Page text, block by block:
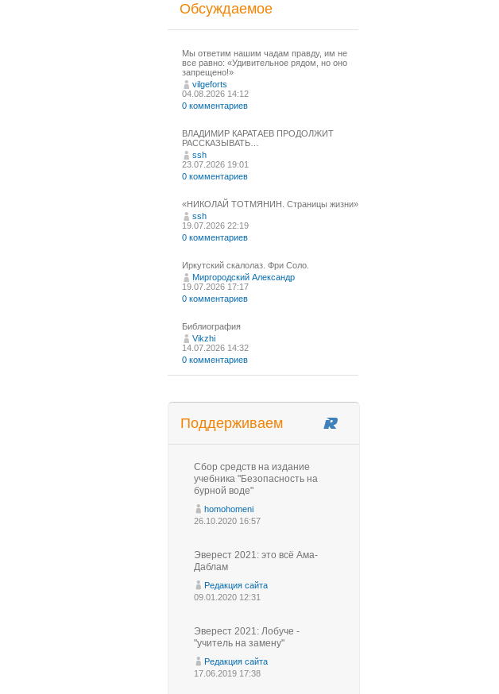
Обсуждаемое
Мы ответим нашим чадам правду, им не
все равно: «Удивительное рядом, но оно
запрещено!»
vilgeforts
04.08.2026 14:12
0 комментариев
ВЛАДИМИР КАРАТАЕВ ПРОДОЛЖИТ
РАССКАЗЫВАТЬ…
ssh
23.07.2026 19:01
0 комментариев
«НИКОЛАЙ ТОТМЯНИН. Страницы жизни»
ssh
19.07.2026 22:19
0 комментариев
Иркутский скалолаз. Фри Соло.
Миргородский Александр
19.07.2026 17:17
0 комментариев
Библиография
Vikzhi
14.07.2026 14:32
0 комментариев
Поддерживаем
Сбор средств на издание
учебника "Безопасность на
бурной воде"
homohomeni
26.10.2020 16:57
Эверест 2021: это всё Ама-
Даблам
Редакция сайта
09.01.2020 12:31
Эверест 2021: Лобуче -
"учитель на замену"
Редакция сайта
17.06.2019 17:38